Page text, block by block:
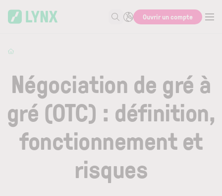
RechercheOuvrir un compte
Négociation de gré à
gré (OTC) : définition,
fonctionnement et
risques